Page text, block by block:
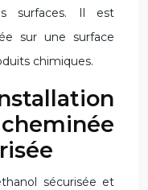
surfaces. Il est
sur une surface
chimiques.
sécurisée et